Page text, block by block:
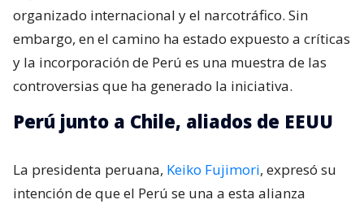
organizado internacional y el narcotráfico. Sin
embargo, en el camino ha estado expuesto a críticas
y la incorporación de Perú es una muestra de las
controversias que ha generado la iniciativa.
Perú junto a Chile, aliados de EEUU
La presidenta peruana, Keiko Fujimori, expresó su
intención de que el Perú se una a esta alianza